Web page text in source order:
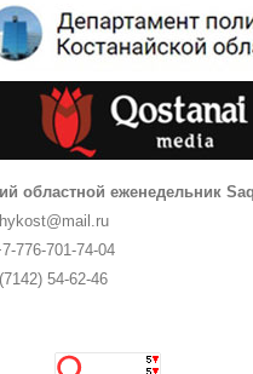
областной еженедельник
776-701-74-04
54-62-46